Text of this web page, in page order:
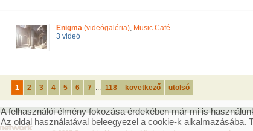
Enigma (videógaléria), Music Café
3 videó
1 2 3 4 5 6 7 ... 118 következő utolsó
A felhasználói élmény fokozása érdekében már mi is
Az oldal használatával beleegyezel a cookie-k alkalmazásába.